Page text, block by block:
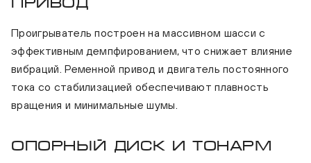
привод
Проигрыватель построен на массивном шасси с
эффективным демпфированием, что снижает влияние
вибраций. Ременной привод и двигатель постоянного
тока со стабилизацией обеспечивают плавность
вращения и минимальные шумы.
Опорный диск и тонарм